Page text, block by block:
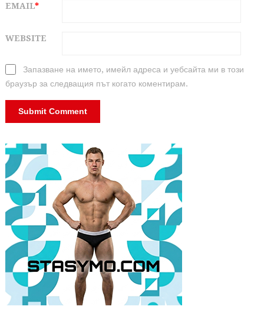
EMAIL*
WEBSITE
Запазване на името, имейл адреса и уебсайта ми в този
браузър за следващия път когато коментирам.